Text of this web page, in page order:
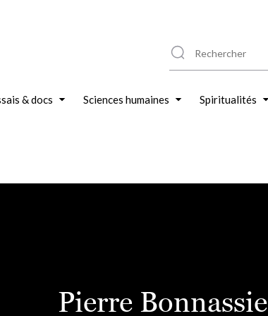
& docs Sciences humaines Spiritualités
Pierre Bonnassie